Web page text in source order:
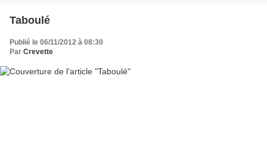
Taboulé
Publié le 06/11/2012 à 08:30
Par Crevette